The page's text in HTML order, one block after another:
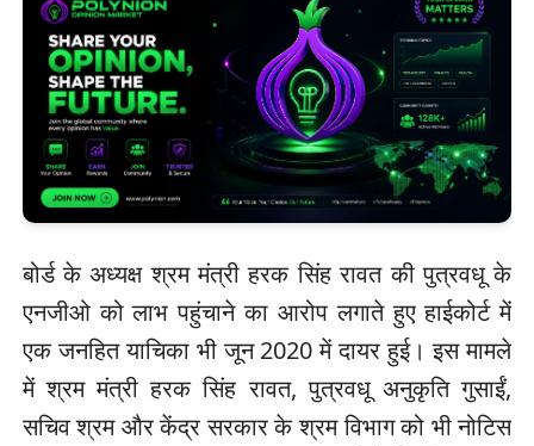
बोर्ड के अध्यक्ष श्रम मंत्री हरक सिंह रावत की पुत्रवधू के
एनजीओ को लाभ पहुंचाने का आरोप लगाते हुए हाईकोर्ट में
एक जनहित याचिका भी जून 2020 में दायर हुई। इस मामले
में श्रम मंत्री हरक सिंह रावत, पुत्रवधू अनुकृति गुसाईं,
सचिव श्रम और केंद्र सरकार के श्रम विभाग को भी नोटिस